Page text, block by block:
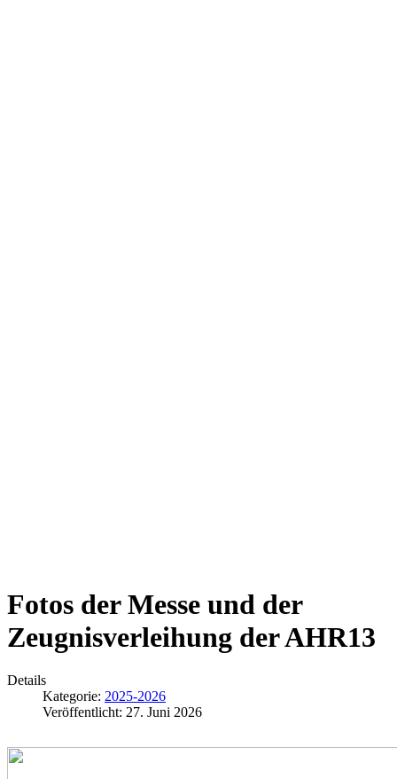
Fotos der Messe und der
Zeugnisverleihung der AHR13
Details
Kategorie: 2025-2026
Veröffentlicht: 27. Juni 2026